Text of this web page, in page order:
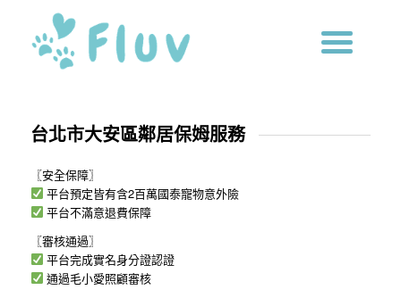
台北市大安區鄰居保姆服務
〖安全保障〗
平台預定皆有含2百萬國泰寵物意外險
平台不滿意退費保障
〖審核通過〗
平台完成實名身分證認證
通過毛小愛照顧審核